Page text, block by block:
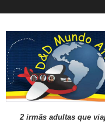
2 irmãs adultas que